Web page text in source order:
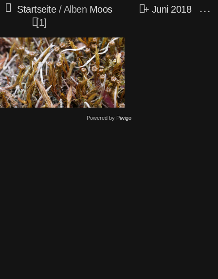
Startseite/ Alben Moos + Juni 2018
1
Powered by Piwigo